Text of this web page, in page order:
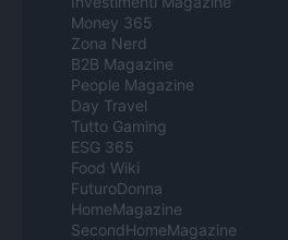
Money 365
Zona Nerd
B2B Magazine
People Magazine
Day Travel
Tutto Gaming
ESG 365
Food Wiki
FuturoDonna
HomeMagazine
SecondHomeMagazine